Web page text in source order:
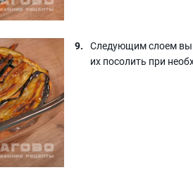
Следующим слоем
их посолить при